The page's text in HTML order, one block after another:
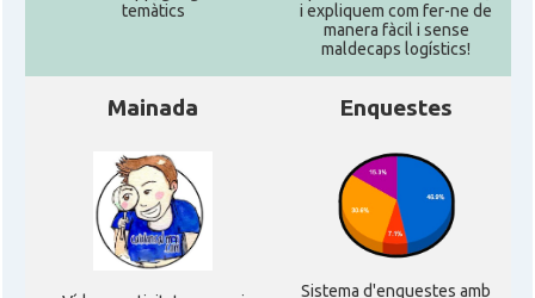
temàtics
i expliquem com fer-ne de
manera fàcil i sense
maldecaps logí­stics!
Mainada Enquestes
Sistema d'enquestes amb